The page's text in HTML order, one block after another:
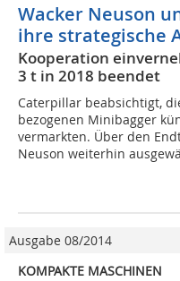
Wacker Neuson
ihre strategische
Kooperation
3 t in 2018 beendet
Caterpillar beabsichtigt,
bezogenen Minibagger
vermarkten. Über den
Neuson weiterhin
Ausgabe 08/2014
KOMPAKTE MASCHINEN